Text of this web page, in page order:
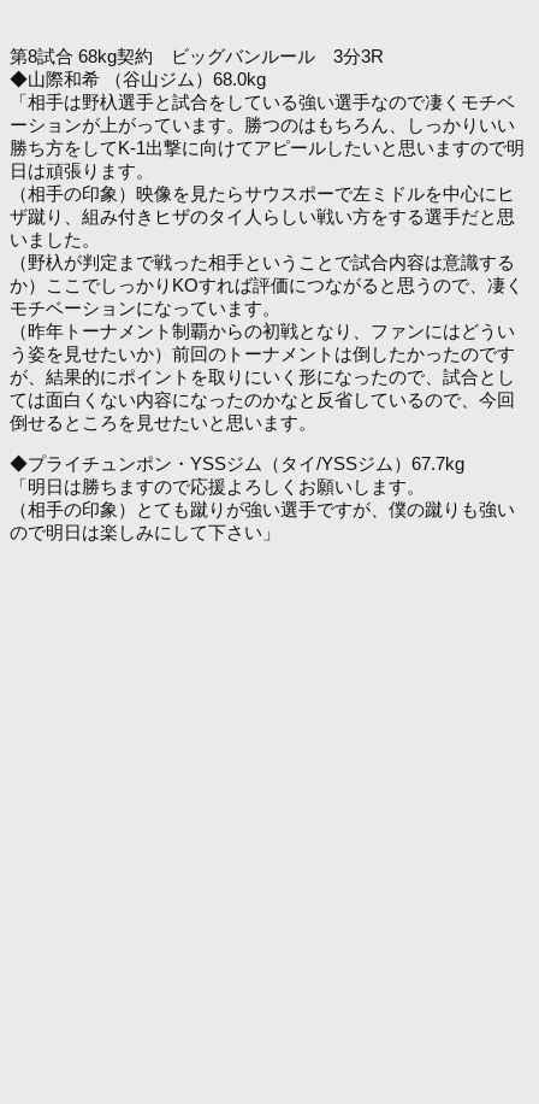
第8試合 68kg契約 ビッグバンルール 3分3R
◆山際和希 （谷山ジム）68.0kg
「相手は野杁選手と試合をしている強い選手なので凄くモチベ
ーションが上がっています。勝つのはもちろん、しっかりいい
勝ち方をしてK-1出撃に向けてアピールしたいと思いますので明
日は頑張ります。
（相手の印象）映像を見たらサウスポーで左ミドルを中心にヒ
ザ蹴り、組み付きヒザのタイ人らしい戦い方をする選手だと思
いました。
（野杁が判定まで戦った相手ということで試合内容は意識する
か）ここでしっかりKOすれば評価につながると思うので、凄く
モチベーションになっています。
（昨年トーナメント制覇からの初戦となり、ファンにはどうい
う姿を見せたいか）前回のトーナメントは倒したかったのです
が、結果的にポイントを取りにいく形になったので、試合とし
ては面白くない内容になったのかなと反省しているので、今回
倒せるところを見せたいと思います。
◆プライチュンポン・YSSジム（タイ/YSSジム）67.7kg
「明日は勝ちますので応援よろしくお願いします。
（相手の印象）とても蹴りが強い選手ですが、僕の蹴りも強い
ので明日は楽しみにして下さい」